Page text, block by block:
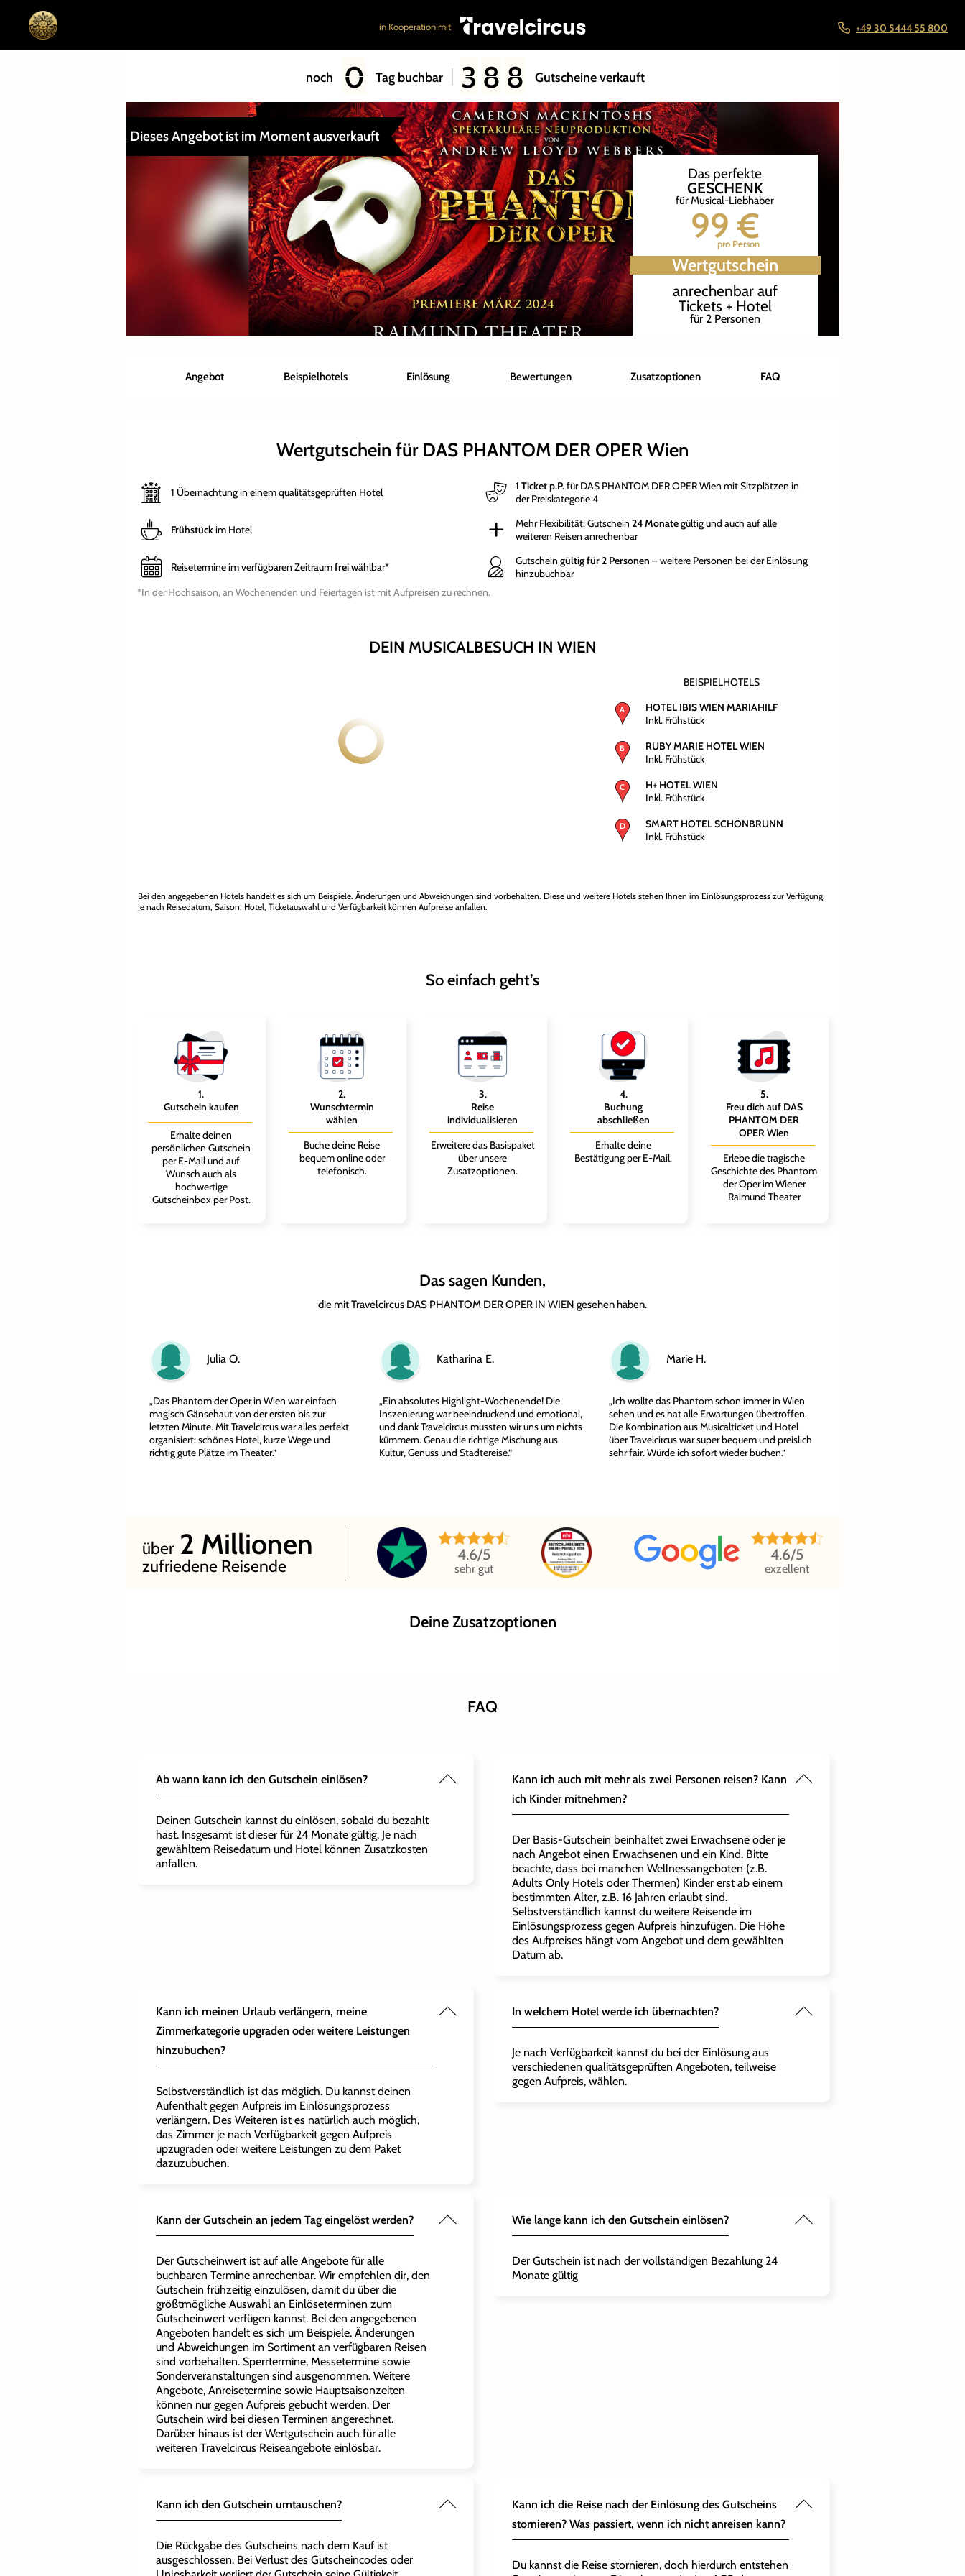
in Kooperation mit +49 30 5444 55 800
noch 0 Tag buchbar 3 8 8 Gutscheine verkauft
Dieses Angebot ist im Moment ausverkauft
Das perfekte
GESCHENK
für Musical-Liebhaber
99 €
pro Person
Wertgutschein
anrechenbar auf
Tickets + Hotel
für 2 Personen
Angebot Beispielhotels Einlösung Bewertungen Zusatzoptionen FAQ
Wertgutschein für DAS PHANTOM DER OPER Wien
1 Übernachtung in einem qualitätsgeprüften Hotel 1 Ticket p.P.für DAS PHANTOM DER OPER Wien mit Sitzplätzen in
der Preiskategorie 4
Frühstückim Hotel Mehr Flexibilität: Gutschein 24 Monategültig und auch auf alle
weiteren Reisen anrechenbar
Reisetermine im verfügbaren Zeitraumfreiwählbar* Gutschein gültig für 2 Personen – weitere Personen bei der Einlösung
hinzubuchbar
*In der Hochsaison, an Wochenenden und Feiertagen ist mit Aufpreisen zu rechnen.
DEIN MUSICALBESUCH IN WIEN
BEISPIELHOTELS
HOTEL IBIS WIEN MARIAHILF
Inkl. Frühstück
RUBY MARIE HOTEL WIEN
Inkl. Frühstück
H+ HOTEL WIEN
Inkl. Frühstück
SMART HOTEL SCHÖNBRUNN
Inkl. Frühstück
Bei den angegebenen Hotels handelt es sich um Beispiele. Änderungen und Abweichungen sind vorbehalten. Diese und weitere Hotels stehen Ihnen im Einlösungsprozess zur Verfügung.
Je nach Reisedatum, Saison, Hotel, Ticketauswahl und Verfügbarkeit können Aufpreise anfallen.
So einfach geht’s
1.
Gutschein kaufen
Erhalte deinen
persönlichen Gutschein
per E-Mail und auf
Wunsch auch als
hochwertige
Gutscheinbox per Post.
2.
Wunschtermin
wählen
Buche deine Reise
bequem online oder
telefonisch.
3.
Reise
individualisieren
Erweitere das Basispaket
über unsere
Zusatzoptionen.
4.
Buchung
abschließen
Erhalte deine
Bestätigung per E-Mail.
5.
Freu dich auf DAS
PHANTOM DER
OPER Wien
Erlebe die tragische
Geschichte des Phantom
der Oper im Wiener
Raimund Theater
Das sagen Kunden,
die mit Travelcircus DAS PHANTOM DER OPER IN WIEN gesehen haben.
Julia O.
„Das Phantom der Oper in Wien war einfach
magisch Gänsehaut von der ersten bis zur
letzten Minute. Mit Travelcircus war alles perfekt
organisiert: schönes Hotel, kurze Wege und
richtig gute Plätze im Theater.“
Katharina E.
„Ein absolutes Highlight-Wochenende! Die
Inszenierung war beeindruckend und emotional,
und dank Travelcircus mussten wir uns um nichts
kümmern. Genau die richtige Mischung aus
Kultur, Genuss und Städtereise.“
Marie H.
„Ich wollte das Phantom schon immer in Wien
sehen und es hat alle Erwartungen übertroffen.
Die Kombination aus Musicalticket und Hotel
über Travelcircus war super bequem und preislich
sehr fair. Würde ich sofort wieder buchen.“
über 2 Millionen
zufriedene Reisende
4.6/5
sehr gut
4.6/5
exzellent
Deine Zusatzoptionen
FAQ
Ab wann kann ich den Gutschein einlösen?
Deinen Gutschein kannst du einlösen, sobald du bezahlt
hast. Insgesamt ist dieser für 24 Monate gültig. Je nach
gewähltem Reisedatum und Hotel können Zusatzkosten
anfallen.
Kann ich auch mit mehr als zwei Personen reisen? Kann
ich Kinder mitnehmen?
Der Basis-Gutschein beinhaltet zwei Erwachsene oder je
nach Angebot einen Erwachsenen und ein Kind. Bitte
beachte, dass bei manchen Wellnessangeboten (z.B.
Adults Only Hotels oder Thermen) Kinder erst ab einem
bestimmten Alter, z.B. 16 Jahren erlaubt sind.
Selbstverständlich kannst du weitere Reisende im
Einlösungsprozess gegen Aufpreis hinzufügen. Die Höhe
des Aufpreises hängt vom Angebot und dem gewählten
Datum ab.
Kann ich meinen Urlaub verlängern, meine
Zimmerkategorie upgraden oder weitere Leistungen
hinzubuchen?
Selbstverständlich ist das möglich. Du kannst deinen
Aufenthalt gegen Aufpreis im Einlösungsprozess
verlängern. Des Weiteren ist es natürlich auch möglich,
das Zimmer je nach Verfügbarkeit gegen Aufpreis
upzugraden oder weitere Leistungen zu dem Paket
dazuzubuchen.
In welchem Hotel werde ich übernachten?
Je nach Verfügbarkeit kannst du bei der Einlösung aus
verschiedenen qualitätsgeprüften Angeboten, teilweise
gegen Aufpreis, wählen.
Kann der Gutschein an jedem Tag eingelöst werden?
Der Gutscheinwert ist auf alle Angebote für alle
buchbaren Termine anrechenbar. Wir empfehlen dir, den
Gutschein frühzeitig einzulösen, damit du über die
größtmögliche Auswahl an Einlöseterminen zum
Gutscheinwert verfügen kannst. Bei den angegebenen
Angeboten handelt es sich um Beispiele. Änderungen
und Abweichungen im Sortiment an verfügbaren Reisen
sind vorbehalten. Sperrtermine, Messetermine sowie
Sonderveranstaltungen sind ausgenommen. Weitere
Angebote, Anreisetermine sowie Hauptsaisonzeiten
können nur gegen Aufpreis gebucht werden. Der
Gutschein wird bei diesen Terminen angerechnet.
Darüber hinaus ist der Wertgutschein auch für alle
weiteren Travelcircus Reiseangebote einlösbar.
Wie lange kann ich den Gutschein einlösen?
Der Gutschein ist nach der vollständigen Bezahlung 24
Monate gültig
Kann ich den Gutschein umtauschen?
Die Rückgabe des Gutscheins nach dem Kauf ist
ausgeschlossen. Bei Verlust des Gutscheincodes oder
Kann ich die Reise nach der Einlösung des Gutscheins
stornieren? Was passiert, wenn ich nicht anreisen kann?
Du kannst die Reise stornieren, doch hierdurch entstehen